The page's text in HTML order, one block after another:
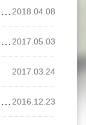
2018年依据台湾地区大学入学考试成绩招收台湾学生的办法 2018.04.08
2017年依据台湾地区大学入学考试成绩招收台湾学生的办法 2017.05.03
2017.03.24
北京师范大学2017年招收港澳台侨学生报考指南 2016.12.23